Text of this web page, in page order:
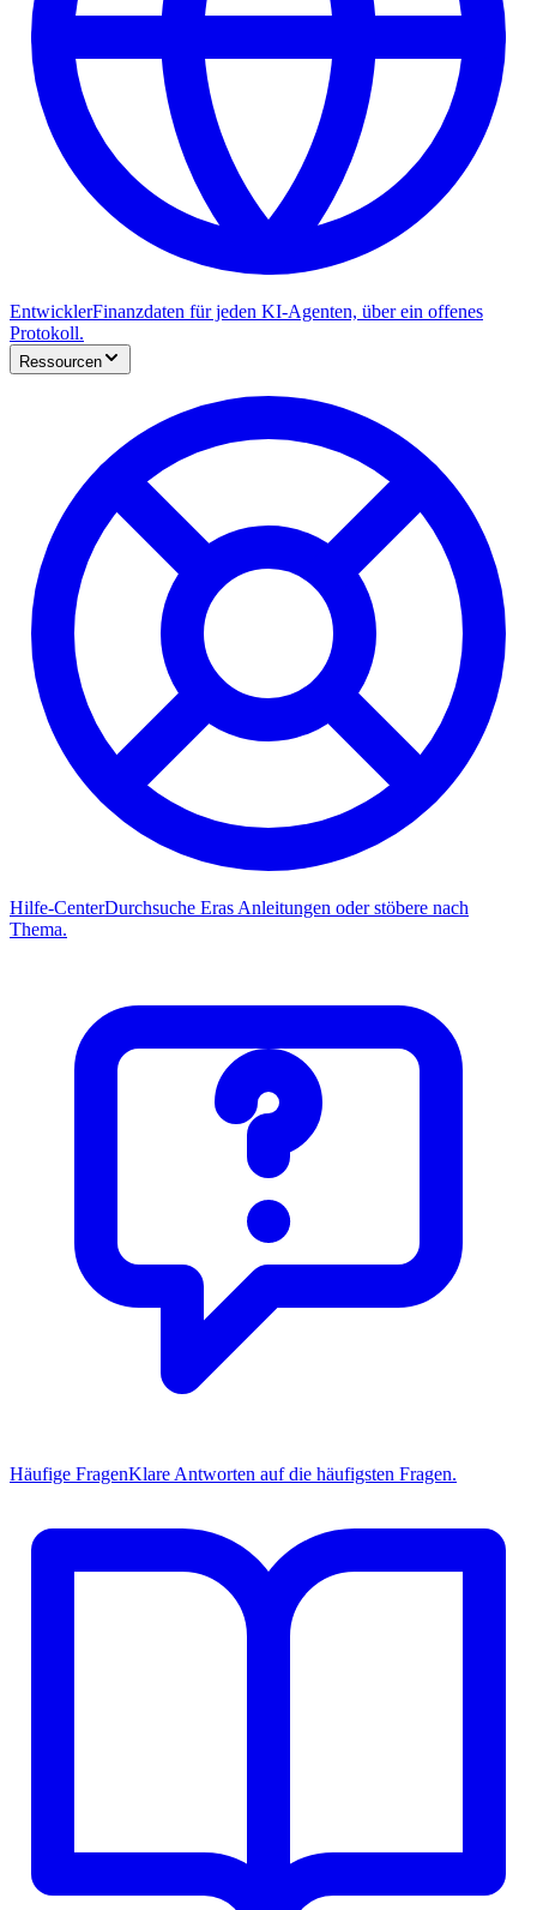
EntwicklerFinanzdaten für jeden KI-Agenten, über ein offenes
Protokoll.
Ressourcen
Hilfe-CenterDurchsuche Eras Anleitungen oder stöbere nach
Thema.
Häufige FragenKlare Antworten auf die häufigsten Fragen.